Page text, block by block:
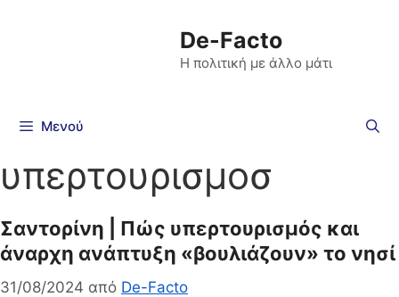
De-Facto
Η πολιτική με άλλο μάτι
Μενού
υπερτουρισμοσ
Σαντορίνη | Πώς υπερτουρισμός και
άναρχη ανάπτυξη «βουλιάζουν» το νησί
31/08/2024 από De-Facto